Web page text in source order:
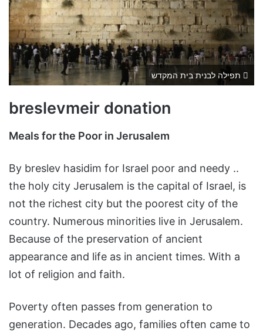
תפילה לבנית בית המקדש
breslevmeir donation
Meals for the Poor in Jerusalem
By breslev hasidim for Israel poor and needy ..
the holy city Jerusalem is the capital of Israel, is
not the richest city but the poorest city of the
country. Numerous minorities live in Jerusalem.
Because of the preservation of ancient
appearance and life as in ancient times. With a
lot of religion and faith.
Poverty often passes from generation to
generation. Decades ago, families often came to